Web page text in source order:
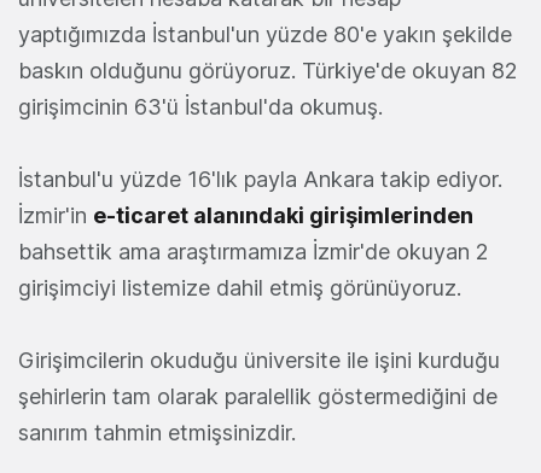
yaptığımızda İstanbul'un yüzde 80'e yakın şekilde
baskın olduğunu görüyoruz. Türkiye'de okuyan 82
girişimcinin 63'ü İstanbul'da okumuş.
İstanbul'u yüzde 16'lık payla Ankara takip ediyor.
İzmir'in e-ticaret alanındaki girişimlerinden
bahsettik ama araştırmamıza İzmir'de okuyan 2
girişimciyi listemize dahil etmiş görünüyoruz.
Girişimcilerin okuduğu üniversite ile işini kurduğu
şehirlerin tam olarak paralellik göstermediğini de
sanırım tahmin etmişsinizdir.